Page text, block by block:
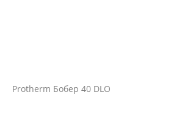
Protherm Бобер 40 DLO